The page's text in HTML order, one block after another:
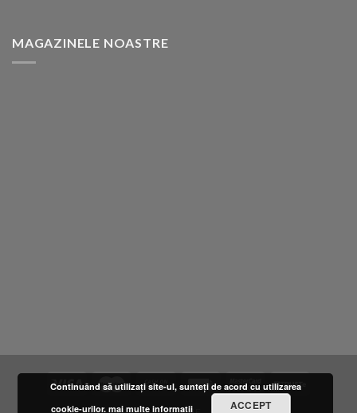
MAGAZINELE NOASTRE
Continuând să utilizați site-ul, sunteți de acord cu utilizarea
cookie-urilor. mai multe informatii ACCEPT